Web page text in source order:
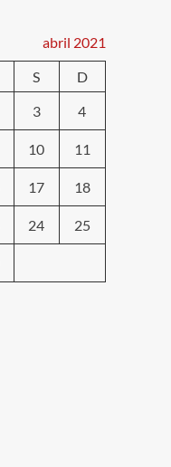
abril 2021
S
D
3 4
10 11
17 18
24 25